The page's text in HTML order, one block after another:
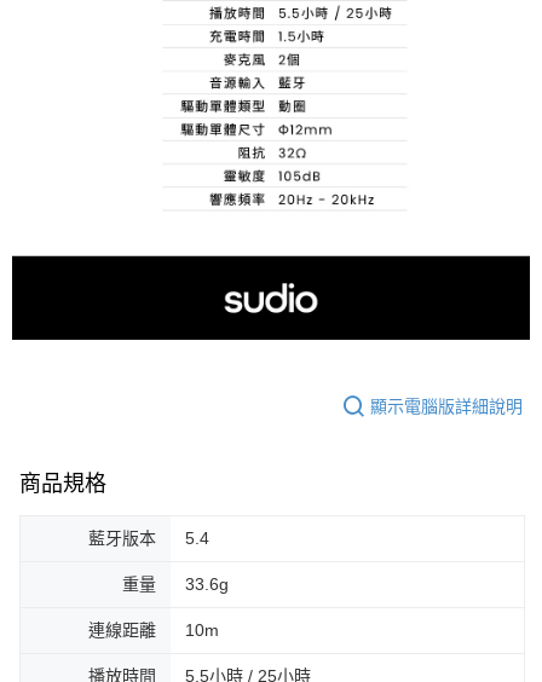
顯示電腦版詳細說明
商品規格
藍牙版本 5.4
重量 33.6g
連線距離 10m
播放時間 5.5小時 / 25小時